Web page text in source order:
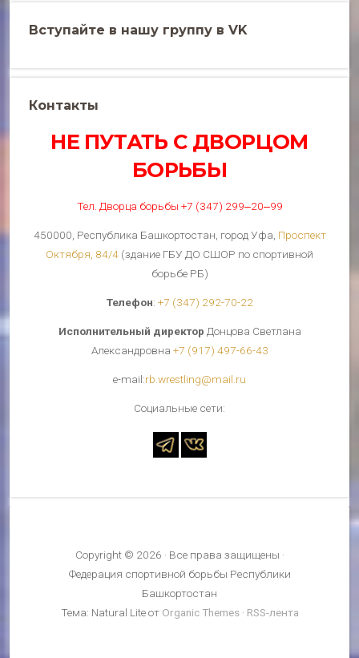
Вступайте в нашу группу в VK
Контакты
НЕ ПУТАТЬ С ДВОРЦОМ
БОРЬБЫ
Тел. Дворца борьбы +7 (347) 299‒20‒99
450000, Республика Башкортостан, город Уфа, Проспект
Октября, 84/4 (здание ГБУ ДО СШОР по спортивной
борьбе РБ)
Телефон: +7 (347) 292-70-22
Исполнительный директор Донцова Светлана
Александровна +7 (917) 497-66-43
е-mail:rb.wrestling@mail.ru
Cоциальные сети:
Copyright © 2026 · Все права защищены ·
Федерация спортивной борьбы Республики
Башкортостан
Тема: Natural Lite от Organic Themes· RSS-лента